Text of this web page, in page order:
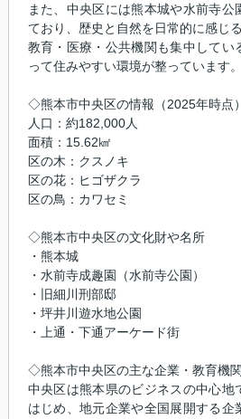
また、中央区には熊本城や水前寺公
ており、歴史と自然を日常的に感じ
教育・医療・公共機関も集中してい
って住みやすい環境が整っています。
◇熊本市中央区の情報（2025年時点）
人口：約182,000人
面積：15.62㎢
区の木：クスノキ
区の花：ヒゴザクラ
区の鳥：カワセミ
◇熊本市中央区の文化財や名所
・熊本城
・水前寺成趣園（水前寺公園）
・旧細川刑部邸
・坪井川遊水地公園
・上通・下通アーケード街
◇熊本市中央区の主な企業・教育機関
中央区は熊本県のビジネスの中心地
はじめ、地元企業や全国展開する企